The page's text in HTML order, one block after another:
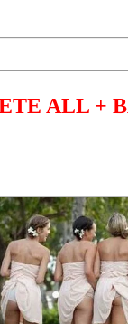
ALL +